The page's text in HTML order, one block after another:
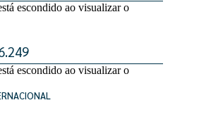
escondido ao visualizar o
escondido ao visualizar o